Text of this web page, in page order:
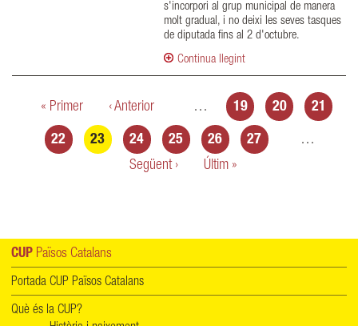
s'incorpori al grup municipal de manera
molt gradual, i no deixi les seves tasques
de diputada fins al 2 d'octubre.
Continua llegint
Pàgines
« Primer ‹ Anterior … 19 20 21
22 23 24 25 26 27
…
Següent ›
Últim »
CUP Països Catalans
Portada CUP Països Catalans
Què és la CUP?